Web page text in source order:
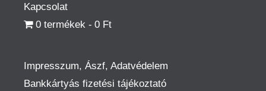
Kapcsolat
0 termékek
0 Ft
Impresszum, Ászf, Adatvédelem
Bankkártyás fizetési tájékoztató